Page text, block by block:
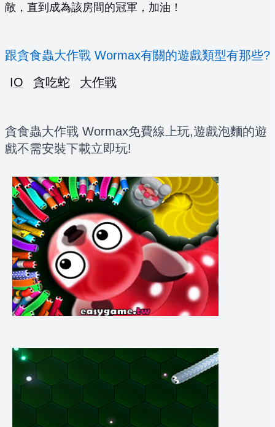
敵，直到成為該房間的冠軍，加油！
跟貪食蟲大作戰 Wormax有關的遊戲類型有那些?
IO
貪吃蛇 大作戰
貪食蟲大作戰 Wormax免費線上玩,遊戲泡麵的遊
戲不需安裝下載立即玩!